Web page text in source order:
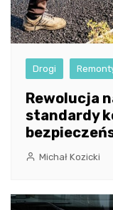
Drogi
Rewolucja
standardy
Michał Kozicki